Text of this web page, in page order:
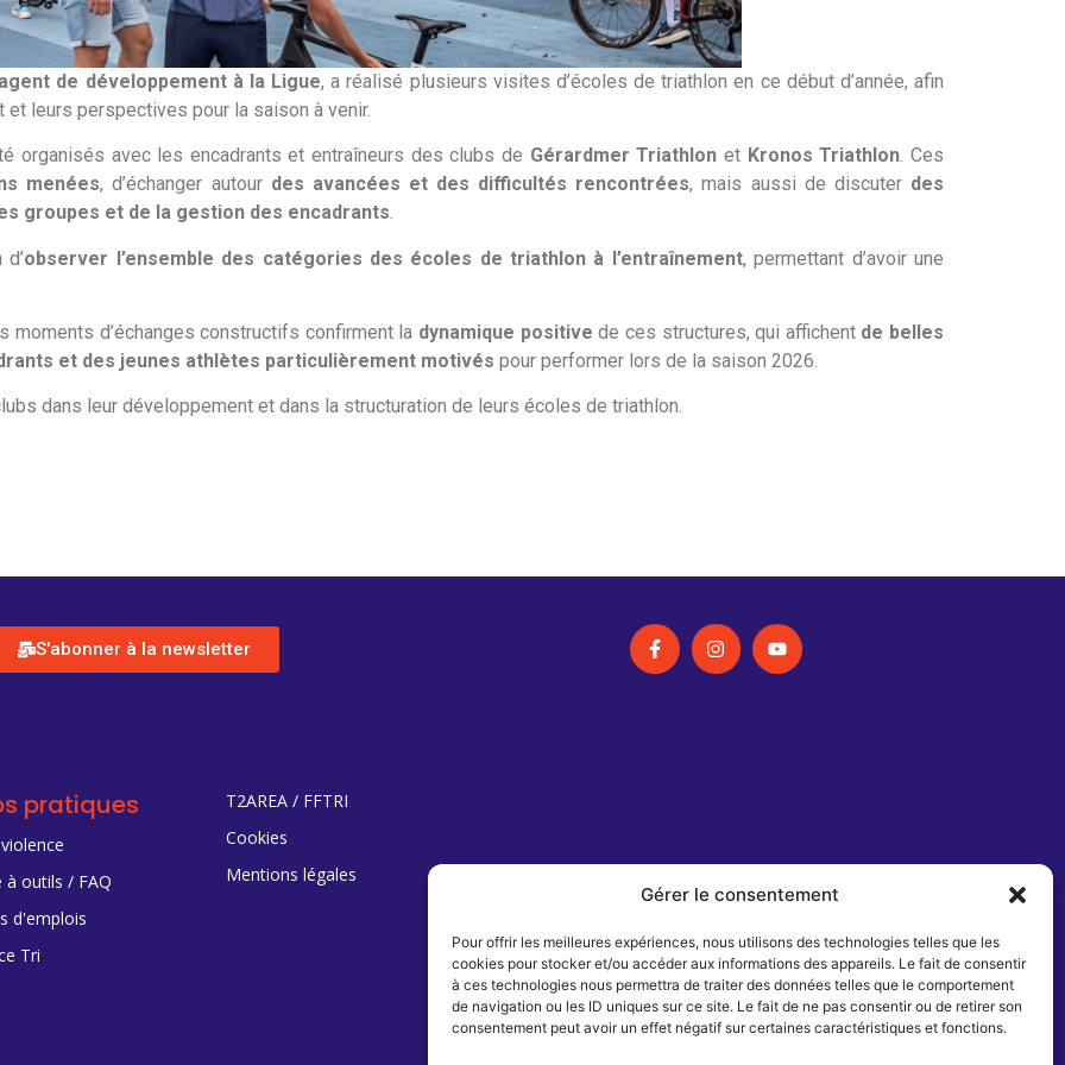
Gérer le consentement
Pour offrir les meilleures expériences, nous utilisons des technologies telles que les
cookies pour stocker et/ou accéder aux informations des appareils. Le fait de consentir
à ces technologies nous permettra de traiter des données telles que le comportement
de navigation ou les ID uniques sur ce site. Le fait de ne pas consentir ou de retirer son
consentement peut avoir un effet négatif sur certaines caractéristiques et fonctions.
de développement à la Ligue, a réalisé plusieurs visites d’écoles de triathlon en ce début d’année, afin
et leurs perspectives pour la saison à venir.
organisés avec les encadrants et entraîneurs des clubs de Gérardmer Triathlon et Kronos Triathlon. Ces
menées, d’échanger autour des avancées et des difficultés rencontrées, mais aussi de discuter des
groupes et de la gestion des encadrants.
observer l’ensemble des catégories des écoles de triathlon à l’entraînement, permettant d’avoir une
moments d’échanges constructifs confirment la dynamique positive de ces structures, qui affichent de belles
et des jeunes athlètes particulièrement motivés pour performer lors de la saison 2026.
dans leur développement et dans la structuration de leurs écoles de triathlon.
S'abonner à la newsletter
pratiques
à outils / FAQ
d'emplois
Tri
T2AREA / FFTRI
Cookies
Mentions légales